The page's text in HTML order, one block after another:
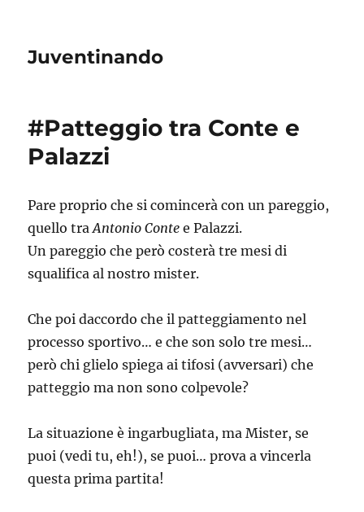
Juventinando
#Patteggio tra Conte e
Palazzi
Pare proprio che si comincerà con un pareggio,
quello traAntonio Conte e Palazzi.
Un pareggio che però costerà tre mesi di
squalifica al nostro mister.
Che poi daccordo che il patteggiamento nel
processo sportivo… e che son solo tre mesi…
però chi glielo spiega ai tifosi (avversari) che
patteggio ma non sono colpevole?
La situazione è ingarbugliata, ma Mister, se
puoi (vedi tu, eh!), se puoi… prova a vincerla
questa prima partita!